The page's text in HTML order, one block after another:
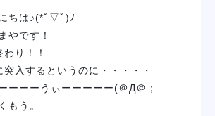
ちは♪(*ﾟ▽ﾟ)ﾉ
やです！
り！！
入するというのに・・・・・
ーーーうぃーーーーー(＠Д＠；
もう。
ベント一覧を見る